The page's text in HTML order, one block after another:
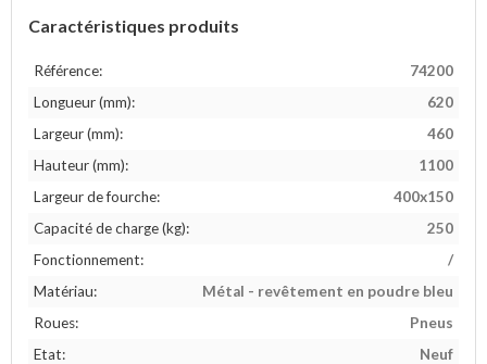
Caractéristiques produits
Référence:
74200
Longueur (mm):
620
Largeur (mm):
460
Hauteur (mm):
1100
Largeur de fourche:
400x150
Capacité de charge (kg):
250
Fonctionnement:
/
Matériau:
Métal - revêtement en poudre bleu
Roues:
Pneus
Etat:
Neuf